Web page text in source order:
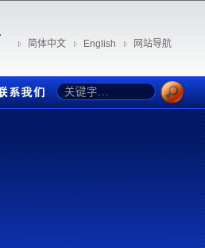
简体中文 English 网站导航